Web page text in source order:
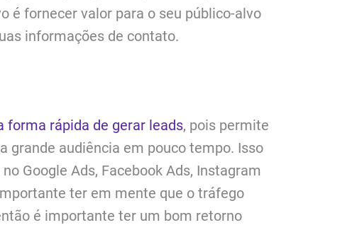
é fornecer valor para o seu público-alvo
informações de contato.
forma rápida de gerar leads, pois permite
grande audiência em pouco tempo. Isso
Google Ads, Facebook Ads, Instagram
ter em mente que o tráfego
é importante ter um bom retorno